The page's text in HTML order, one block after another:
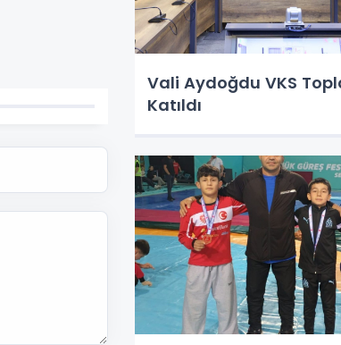
Vali Aydoğdu VKS
Katıldı